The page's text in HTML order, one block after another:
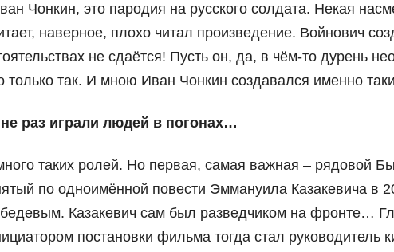
Чонкин, это пародия на русского солдата. Некая
наверное, плохо читал произведение. Войнович
не сдаётся! Пусть он, да, в чём-то дурень
только так. И мною Иван Чонкин создавался именно
раз играли людей в погонах…
таких ролей. Но первая, самая важная – рядовой
по одноимённой повести Эммануила Казакевича в
Казакевич сам был разведчиком на фронте…
постановки фильма тогда стал руководитель